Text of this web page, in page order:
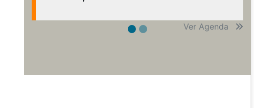
Ver Agenda